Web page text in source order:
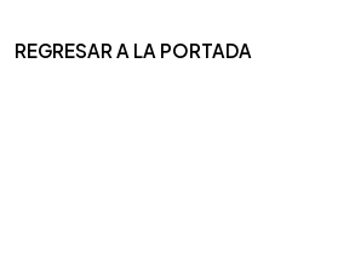
REGRESAR A LA PORTADA